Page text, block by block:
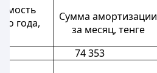
года,
Сумма амортизации
за месяц, тенге
74 353